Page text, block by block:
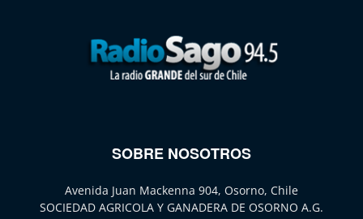
SOBRE NOSOTROS
Avenida Juan Mackenna 904, Osorno, Chile
SOCIEDAD AGRICOLA Y GANADERA DE OSORNO A.G.